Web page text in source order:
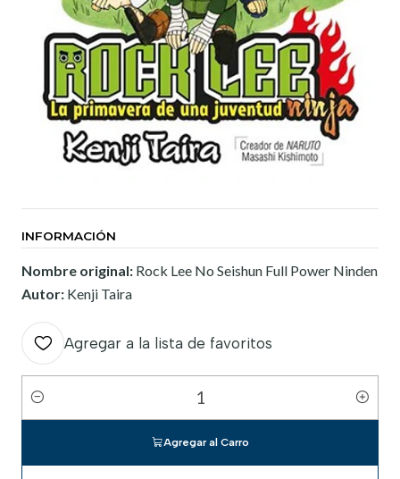
INFORMACIÓN
Nombre original: Rock Lee No Seishun Full Power Ninden
Autor: Kenji Taira
Agregar a la lista de favoritos
Cantidad
Agregar al Carro